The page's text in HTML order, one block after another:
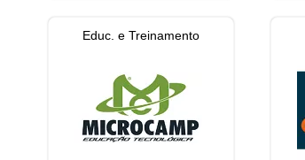
Educ. e Treinamento